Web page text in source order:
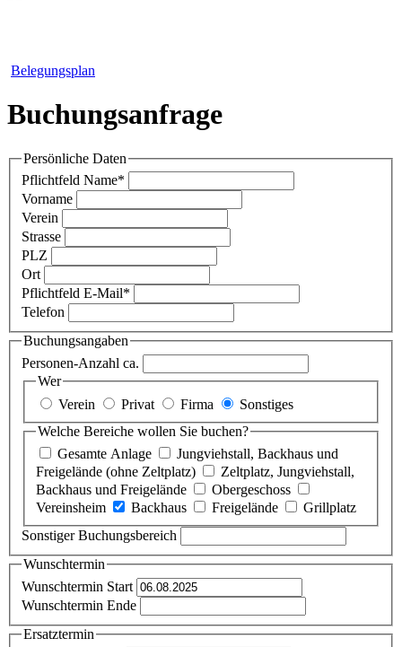
Belegungsplan
Buchungsanfrage
Persönliche Daten
Pflichtfeld Name*
Vorname
Verein
Strasse
PLZ
Ort
Pflichtfeld E-Mail*
Telefon
Buchungsangaben
Personen-Anzahl ca.
Wer
Verein
Privat Firma
Sonstiges
Welche Bereiche wollen Sie buchen?
Gesamte Anlage
Jungviehstall, Backhaus und
Freigelände (ohne Zeltplatz)
Zeltplatz, Jungviehstall,
Backhaus und Freigelände
Obergeschoss
Vereinsheim
Backhaus Freigelände
Grillplatz
Sonstiger Buchungsbereich
Wunschtermin
Wunschtermin Start
Wunschtermin Ende
Ersatztermin